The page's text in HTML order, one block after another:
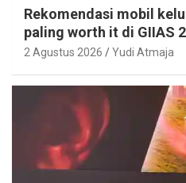
Rekomendasi mobil
paling worth it di GIIAS
2 Agustus 2026 Yudi Atmaja